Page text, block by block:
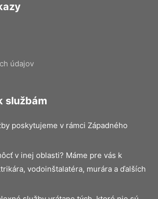
údajov
službám
poskytujeme v rámci Západného
v inej oblasti? Máme pre vás k
vodoinštalatéra, murára a ďalších